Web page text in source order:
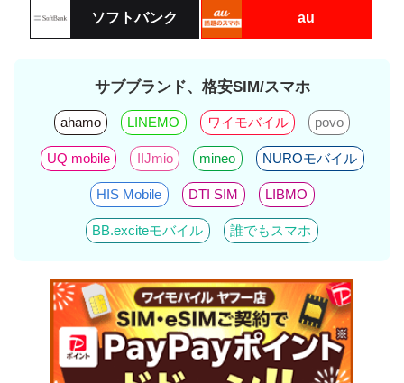
ソフトバンク au
サブブランド、格安SIM/スマホ
ahamo LINEMO ワイモバイル povo
UQ mobile IIJmio mineo NUROモバイル
HIS Mobile DTI SIM LIBMO
BB.exciteモバイル 誰でもスマホ